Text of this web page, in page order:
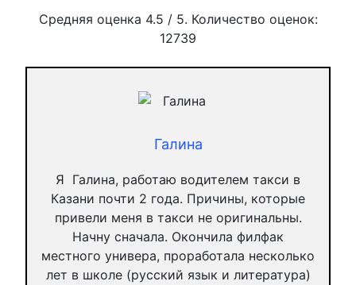
Средняя оценка 4.5 / 5. Количество оценок:
12739
Галина
Я Галина, работаю водителем такси в
Казани почти 2 года. Причины, которые
привели меня в такси не оригинальны.
Начну сначала. Окончила филфак
местного универа, проработала несколько
лет в школе (русский язык и литература)